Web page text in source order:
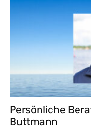
Persönliche
Buttmann